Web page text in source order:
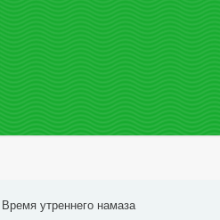
Время утреннего намаза